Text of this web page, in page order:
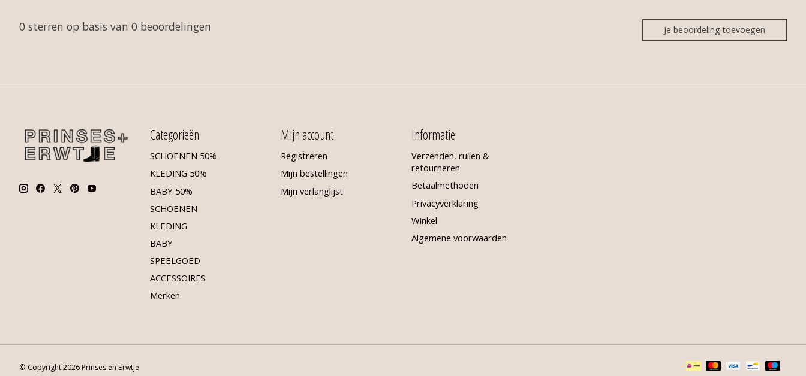
0 sterren op basis van 0 beoordelingen Je beoordeling toevoegen
Categorieën
SCHOENEN 50%
KLEDING 50%
BABY 50%
SCHOENEN
KLEDING
BABY
SPEELGOED
ACCESSOIRES
Merken
Mijn account
Registreren
Mijn bestellingen
Mijn verlanglijst
Informatie
Verzenden, ruilen &
retourneren
Betaalmethoden
Privacyverklaring
Winkel
Algemene voorwaarden
© Copyright 2026 Prinses en Erwtje